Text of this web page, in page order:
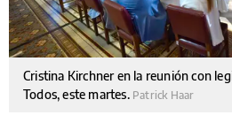
Cristina Kirchner en la reunión con
Todos, este martes. Patrick Haar